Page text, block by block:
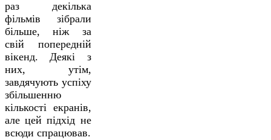
раз декілька
фільмів зібрали
більше, ніж за
свій попередній
вікенд. Деякі з
них, утім,
завдячують успіху
збільшенню
кількості екранів,
але цей підхід не
всюди спрацював.